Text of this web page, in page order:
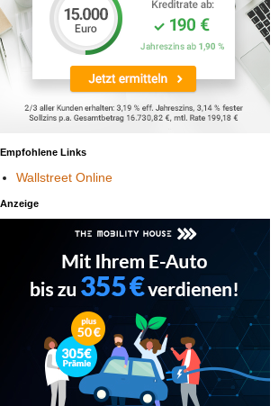
Empfohlene Links
Wallstreet Online
Anzeige